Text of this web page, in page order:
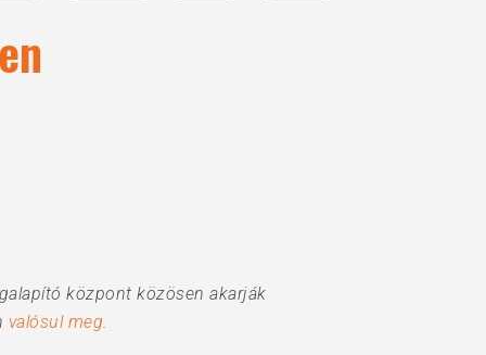
központ közösen akarják
valósul meg.